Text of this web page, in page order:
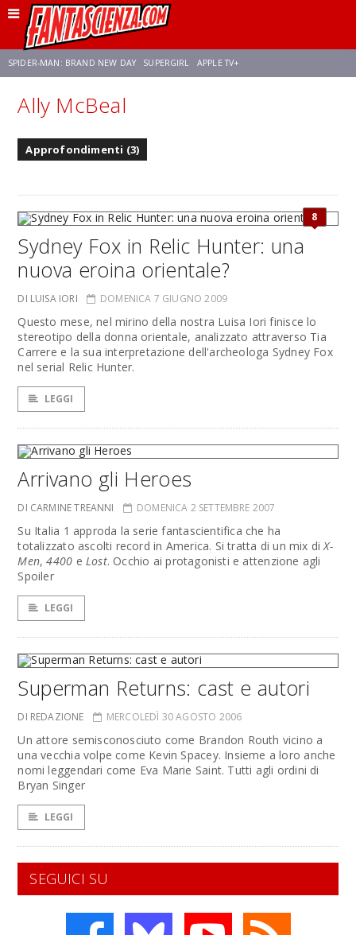
SPIDER-MAN: BRAND NEW DAY SUPERGIRL APPLE TV+
FRANCO RICCIARDIELLO ZENDAYA
Ally McBeal
Approfondimenti (3)
8
Sydney Fox in Relic Hunter: una
nuova eroina orientale?
DI LUISA IORI DOMENICA 7 GIUGNO 2009
Questo mese, nel mirino della nostra Luisa Iori finisce lo
stereotipo della donna orientale, analizzato attraverso Tia
Carrere e la sua interpretazione dell'archeologa Sydney Fox
nel serial Relic Hunter.
LEGGI
Arrivano gli Heroes
DI CARMINE TREANNI DOMENICA 2 SETTEMBRE 2007
Su Italia 1 approda la serie fantascientifica che ha
totalizzato ascolti record in America. Si tratta di un mix diX-
Men,4400 e Lost. Occhio ai protagonisti e attenzione agli
Spoiler
LEGGI
Superman Returns: cast e autori
DI REDAZIONE MERCOLEDÌ 30 AGOSTO 2006
Un attore semisconosciuto come Brandon Routh vicino a
una vecchia volpe come Kevin Spacey. Insieme a loro anche
nomi leggendari come Eva Marie Saint. Tutti agli ordini di
Bryan Singer
LEGGI
SEGUICI SU